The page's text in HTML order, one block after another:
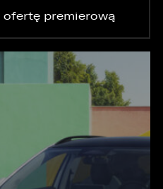
ofertę premierową